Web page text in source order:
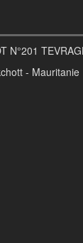
N°201
- Mauritanie